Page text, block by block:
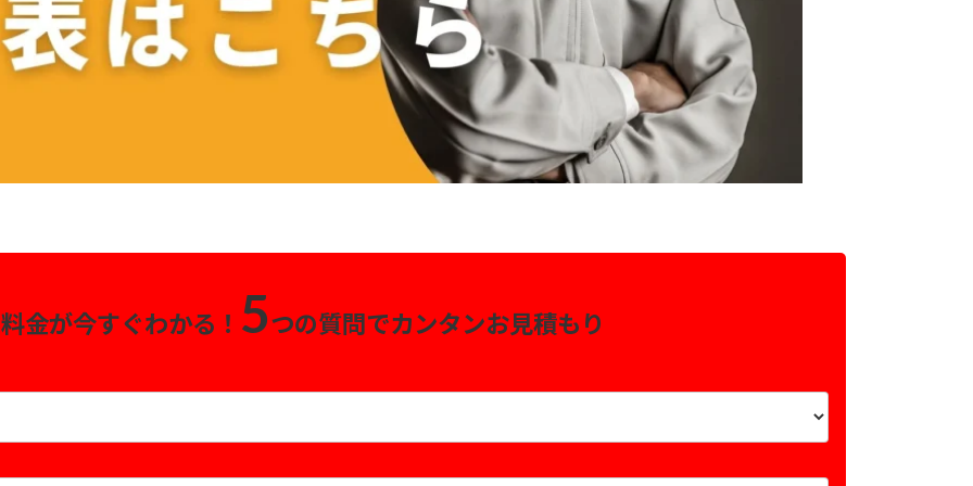
金が今すぐわかる！ 5つの質問でカンタンお見積もり